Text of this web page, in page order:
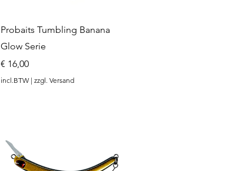
Snel overzicht
Probaits Tumbling Banana
Glow Serie
Prijs
€ 16,00
incl.BTW | zzgl. Versand